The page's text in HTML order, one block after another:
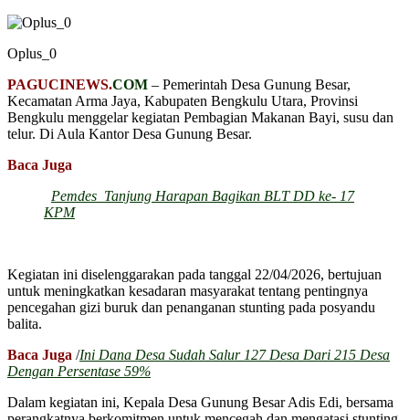
Oplus_0
PAGUCINEWS.COM – Pemerintah Desa Gunung Besar,
Kecamatan Arma Jaya, Kabupaten Bengkulu Utara, Provinsi
Bengkulu menggelar kegiatan Pembagian Makanan Bayi, susu dan
telur. Di Aula Kantor Desa Gunung Besar.
Baca Juga
Pemdes Tanjung Harapan Bagikan BLT DD ke- 17
KPM
Kegiatan ini diselenggarakan pada tanggal 22/04/2026, bertujuan
untuk meningkatkan kesadaran masyarakat tentang pentingnya
pencegahan gizi buruk dan penanganan stunting pada posyandu
balita.
Baca Juga /Ini Dana Desa Sudah Salur 127 Desa Dari 215 Desa
Dengan Persentase 59%
Dalam kegiatan ini, Kepala Desa Gunung Besar Adis Edi, bersama